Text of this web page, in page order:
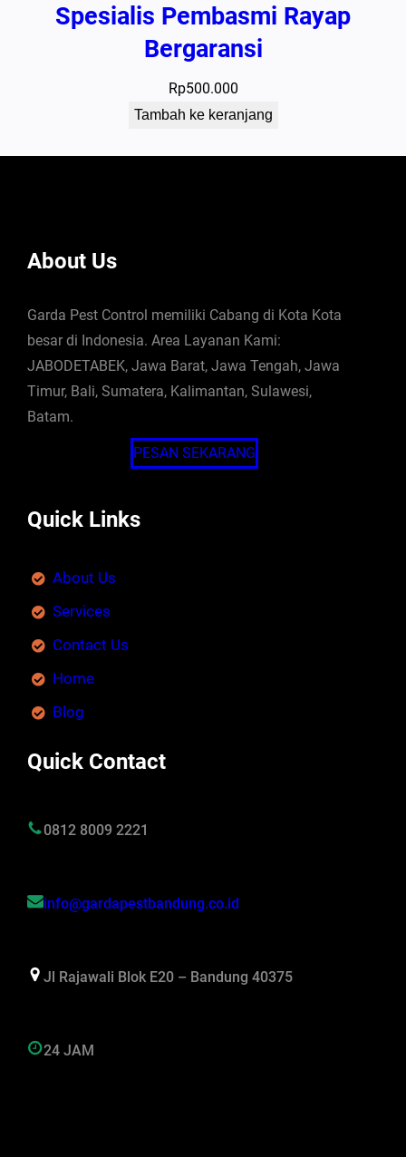
Spesialis Pembasmi Rayap
Bergaransi
Rp500.000
Tambah ke keranjang
About Us
Garda Pest Control memiliki Cabang di Kota Kota
besar di Indonesia. Area Layanan Kami:
JABODETABEK, Jawa Barat, Jawa Tengah, Jawa
Timur, Bali, Sumatera, Kalimantan, Sulawesi,
Batam.
PESAN SEKARANG
Quick Links
About Us
Services
Contact Us
Home
Blog
Quick Contact
0812 8009 2221
info@gardapestbandung.co.id
Jl Rajawali Blok E20 – Bandung 40375
24 JAM